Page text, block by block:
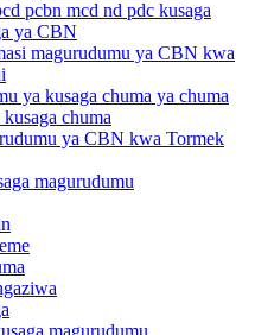
pcbn mcd nd pdc kusaga
ya CBN
magurudumu ya CBN kwa
ya kusaga chuma ya chuma
chuma
ya CBN kwa Tormek
magurudumu
magurudumu